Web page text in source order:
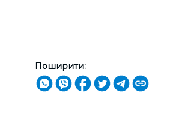
Поширити: